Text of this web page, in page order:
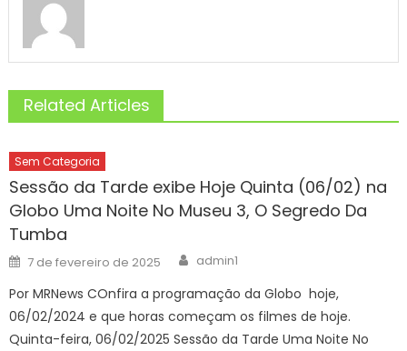
Related Articles
Sem Categoria
Sessão da Tarde exibe Hoje Quinta (06/02) na
Globo Uma Noite No Museu 3, O Segredo Da
Tumba
Posted
on
7 de fevereiro de 2025 Author
admin1
Por MRNews COnfira a programação da Globo hoje,
06/02/2024 e que horas começam os filmes de hoje.
Quinta-feira, 06/02/2025 Sessão da Tarde Uma Noite No